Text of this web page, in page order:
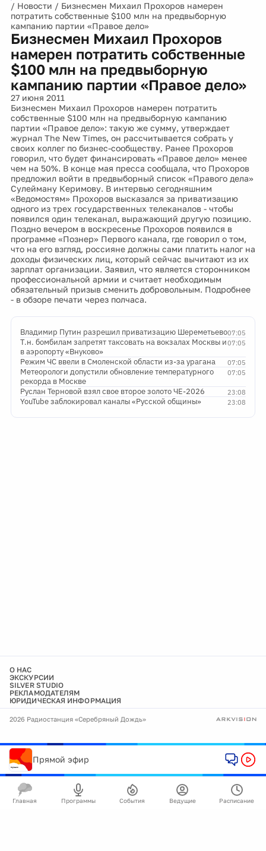
/ Новости / Бизнесмен Михаил Прохоров намерен
потратить собственные $100 млн на предвыборную
кампанию партии «Правое дело»
Бизнесмен Михаил Прохоров
намерен потратить собственные
$100 млн на предвыборную
кампанию партии «Правое дело»
27 июня 2011
Бизнесмен Михаил Прохоров намерен потратить
собственные $100 млн на предвыборную кампанию
партии «Правое дело»: такую же сумму, утверждает
журнал The New Times, он рассчитывается собрать у
своих коллег по бизнес-сообществу. Ранее Прохоров
говорил, что будет финансировать «Правое дело» менее
чем на 50%. В конце мая пресса сообщала, что Прохоров
предложил войти в предвыборный список «Правого дела»
Сулейману Керимову. В интервью сегодняшним
«Ведомостям» Прохоров высказался за приватизацию
одного из трех государственных телеканалов - чтобы
появился один телеканал, выражающий другую позицию.
Поздно вечером в воскресенье Прохоров появился в
программе «Познер» Первого канала, где говорил о том,
что на его взгляд, россияне должны сами платить налог на
доходы физических лиц, который сейчас вычитают из их
зарплат организации. Заявил, что является сторонником
профессиональной армии и считает необходимым
обязательный призыв сменить добровольным. Подробнее
- в обзоре печати через полчаса.
07:05
Владимир Путин разрешил приватизацию Шереметьево
07:05
Т.н. бомбилам запретят таксовать на вокзалах Москвы и
в аэропорту «Внуково»
07:05
Режим ЧС ввели в Смоленской области из-за урагана
07:05
Метеорологи допустили обновление температурного
рекорда в Москве
23:08
Руслан Терновой взял свое второе золото ЧЕ-2026
23:08
YouTube заблокировал каналы «Русской общины»
О НАС
ЭКСКУРСИИ
SILVER STUDIO
РЕКЛАМОДАТЕЛЯМ
ЮРИДИЧЕСКАЯ ИНФОРМАЦИЯ
2026 Радиостанция «Серебряный Дождь»
Прямой эфир
Главная Программы События Ведущие Расписание